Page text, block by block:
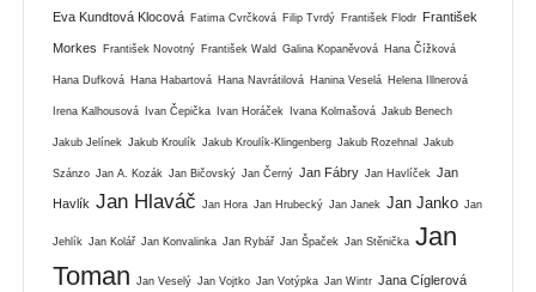
Eva Kundtová Klocová Fatima Cvrčková Filip Tvrdý František Flodr František
Morkes František Novotný František Wald Galina Kopaněvová Hana Čížková
Hana Dufková Hana Habartová Hana Navrátilová Hanina Veselá Helena Illnerová
Irena Kalhousová Ivan Čepička Ivan Horáček Ivana Kolmašová Jakub Benech
Jakub Jelínek Jakub Kroulík Jakub Kroulík-Klingenberg Jakub Rozehnal Jakub
Szánzo Jan A. Kozák Jan Bičovský Jan Černý Jan Fábry Jan Havlíček Jan
Havlík Jan Hlaváč Jan Hora Jan Hrubecký Jan Janek Jan Janko Jan
Jehlík Jan Kolář Jan Konvalinka Jan Rybář Jan Špaček Jan Stěnička Jan
Toman
Jan Veselý Jan Vojtko Jan Votýpka Jan Wintr Jana Cíglerová